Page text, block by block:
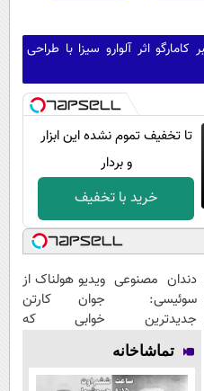
کامارگو اثر آلوارو سیزا با طراحی
تا تخفیف تموم نشده این ابزار
و بردار
خرید با تخفیف
دندان مصنوعی
سوئیسی:
جدیدترین
فناوری اروپا،
سبک و مقاوم |
پرداخت قسطی
ویدیو هولناک از
جوان کارتن
خوابی که
تماشاخانه